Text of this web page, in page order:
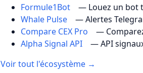
Formule1Bot — Louez un bot
Whale Pulse
— Alertes
Compare CEX Pro
—
Alpha Signal API
— API
Voir tout l'écosystème →